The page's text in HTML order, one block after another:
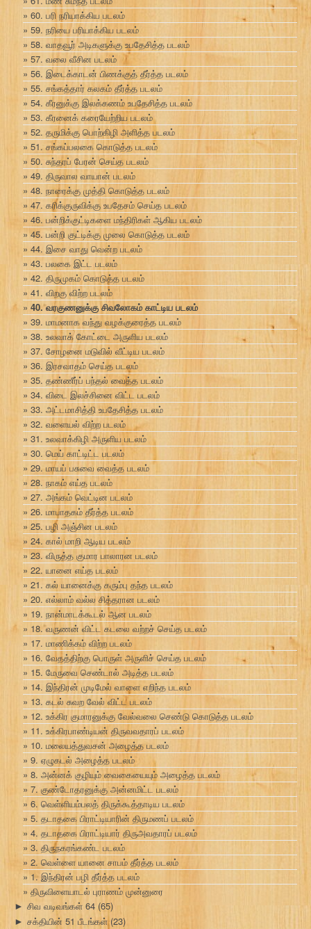
60. பரி நரியாக்கிய படலம்
59. நரியை பரியாக்கிய படலம்
58. வாதவூர் அடிகளுக்கு உபதேசித்த படலம்
57. வலை வீசின படலம்
56. இடைக்காடன் பிணக்குத் தீர்த்த படலம்
55. சங்கத்தார் கலகம் தீர்த்த படலம்
54. கீரனுக்கு இலக்கணம் உபதேசித்த படலம்
53. கீரனைக் கரையேற்றிய படலம்
52. தருமிக்கு பொற்கிழி அளித்த படலம்
51. சங்கப்பலகை கொடுத்த படலம்
50. சுந்தரப் பேரன் செய்த படலம்
49. திருவால வாயான் படலம்
48. நாரைக்கு முத்தி கொடுத்த படலம்
47. கரிக்குருவிக்கு உபதேசம் செய்த படலம்
46. பன்றிக்குட்டிகளை மந்திரிகள் ஆகிய படலம்
45. பன்றி குட்டிக்கு முலை கொடுத்த படலம்
44. இசை வாது வென்ற படலம்
43. பலகை இட்ட படலம்
42. திருமுகம் கொடுத்த படலம்
41. விறகு விற்ற படலம்
40. வரகுணனுக்கு சிவலோகம் காட்டிய படலம்
39. மாமனாக வந்து வழக்குரைத்த படலம்
38. உலவாக் கோட்டை அருளிய படலம்
37. சோழனை மடுவில் வீட்டிய படலம்
36. இரசவாதம் செய்த படலம்
35. தண்ணீர்ப் பந்தல் வைத்த படலம்
34. விடை இலச்சினை விட்ட படலம்
33. அட்டமாசித்தி உபதேசித்த படலம்
32. வளையல் விற்ற படலம்
31. உலவாக்கிழி அருளிய படலம்
30. மெய் காட்டிட்ட படலம்
29. மாயப் பசுவை வைத்த படலம்
28. நாகம் எய்த படலம்
27. அங்கம் வெட்டின படலம்
26. மாபாதகம் தீர்த்த படலம்
25. பழி அஞ்சின படலம்
24. கால் மாறி ஆடிய படலம்
23. விருத்த குமார பாலாரன படலம்
22. யானை எய்த படலம்
21. கல் யானைக்கு கரும்பு தந்த படலம்
20. எல்லாம் வல்ல சித்தரான படலம்
19. நான்மாடக்கூடல் ஆன படலம்
18. வருணன் விட்ட கடலை வற்றச் செய்த படலம்
17. மாணிக்கம் விற்ற படலம்
16. வேதத்திற்கு பொருள் அருளிச் செய்த படலம்
15. மேருவை செண்டால் அடித்த படலம்
14. இந்திரன் முடிமேல் வாளை எறிந்த படலம்
13. கடல் சுவற வேல் விட்ட படலம்
12. உக்கிர குமாரனுக்கு வேல்வலை செண்டு கொடுத்த படலம்
11. உக்கிரபாண்டியன் திருவவதாரப் படலம்
10. மலையத்துவசன் அழைத்த படலம்
9. ஏழுகடல் அழைத்த படலம்
8. அன்னக் குழியும் வைகையையும் அழைத்த படலம்
7. குண்டோதரனுக்கு அன்னமிட்ட படலம்
6. வெள்ளியம்பலத் திருக்கூத்தாடிய படலம்
5. தடாதகை பிராட்டியாரின் திருமணப் படலம்
4. தடாதகை பிராட்டியார் திருஅவதாரப் படலம்
3. திருநகரங்கண்ட படலம்
2. வெள்ளை யானை சாபம் தீர்த்த படலம்
1. இந்திரன் பழி தீர்த்த படலம்
திருவிளையாடல் புராணம் முன்னுரை
► சிவ வடிவங்கள் 64 (65)
► சக்தியின் 51 பீடங்கள்(23)